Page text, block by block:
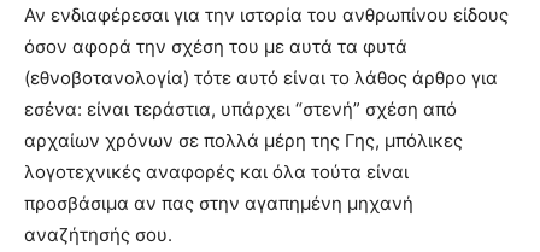
Αν ενδιαφέρεσαι για την ιστορία του ανθρωπίνου είδους
όσον αφορά την σχέση του με αυτά τα φυτά
(εθνοβοτανολογία) τότε αυτό είναι το λάθος άρθρο για
εσένα: είναι τεράστια, υπάρχει “στενή” σχέση από
αρχαίων χρόνων σε πολλά μέρη της Γης, μπόλικες
λογοτεχνικές αναφορές και όλα τούτα είναι
προσβάσιμα αν πας στην αγαπημένη μηχανή
αναζήτησής σου.